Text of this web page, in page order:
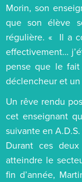
Morin, son
que son élève
régulière. « Il a
effectivement…
pense que le
déclencheur et un
Un rêve rendu
cet enseignant
suivante en
Durant ces
atteindre le
fin d’année,